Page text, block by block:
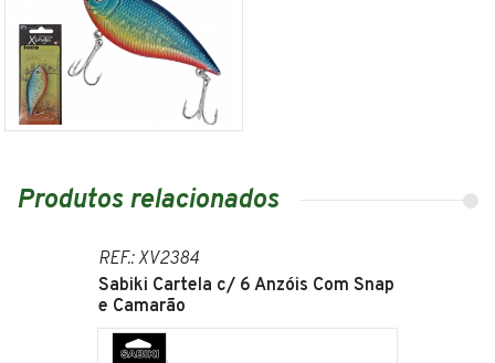
Produtos relacionados
REF.: XV2384
Sabiki Cartela c/ 6 Anzóis Com Snap
e Camarão